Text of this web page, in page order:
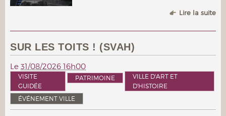
Lire la suite
SUR LES TOITS ! (SVAH)
Le 31/08/2026 16h00
VISITE
GUIDÉE
PATRIMOINE
VILLE D'ART ET
D'HISTOIRE
ÉVÉNEMENT VILLE